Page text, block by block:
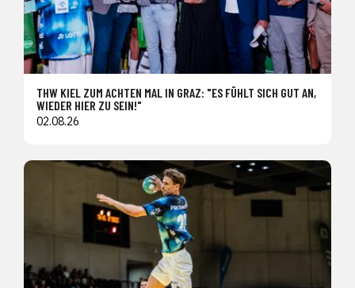
THW KIEL ZUM ACHTEN MAL IN GRAZ: "ES FÜHLT SICH GUT AN,
WIEDER HIER ZU SEIN!"
02.08.26